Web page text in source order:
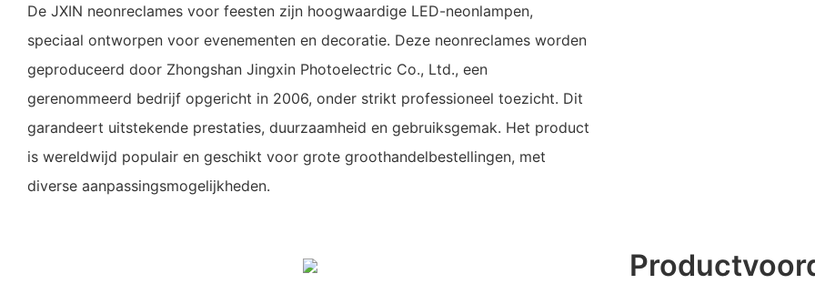
De JXIN neonreclames voor feesten zijn hoogwaardige LED-neonlampen,
speciaal ontworpen voor evenementen en decoratie. Deze neonreclames worden
geproduceerd door Zhongshan Jingxin Photoelectric Co., Ltd., een
gerenommeerd bedrijf opgericht in 2006, onder strikt professioneel toezicht. Dit
garandeert uitstekende prestaties, duurzaamheid en gebruiksgemak. Het product
is wereldwijd populair en geschikt voor grote groothandelbestellingen, met
diverse aanpassingsmogelijkheden.